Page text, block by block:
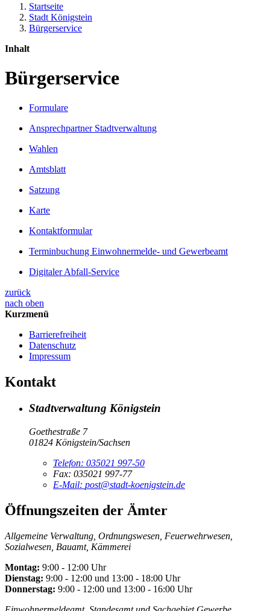
Startseite
Stadt Königstein
Bürgerservice
Inhalt
Bürgerservice
Formulare
Ansprechpartner Stadtverwaltung
Wahlen
Amtsblatt
Satzung
Karte
Kontaktformular
Terminbuchung Einwohnermelde- und Gewerbeamt
Digitaler Abfall-Service
zurück
nach oben
Kurzmenü
Barrierefreiheit
Datenschutz
Impressum
Kontakt
Stadtverwaltung Königstein
Goethestraße 7
01824 Königstein/Sachsen
Telefon: 035021 997-50
Fax: 035021 997-77
E-Mail: post@stadt-koenigstein.de
Öffnungszeiten der Ämter
Allgemeine Verwaltung, Ordnungswesen, Feuerwehrwesen,
Sozialwesen, Bauamt, Kämmerei
Montag: 9:00 - 12:00 Uhr
Dienstag: 9:00 - 12:00 und 13:00 - 18:00 Uhr
Donnerstag: 9:00 - 12:00 und 13:00 - 16:00 Uhr